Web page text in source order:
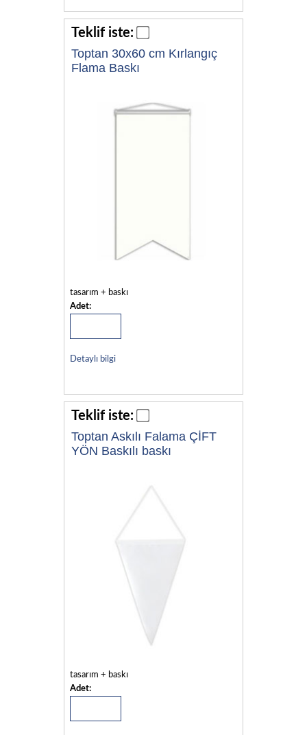
Teklif iste:
Toptan 30x60 cm Kırlangıç
Flama Baskı
tasarım + baskı
Adet:
Detaylı bilgi
Teklif iste:
Toptan Askılı Falama ÇİFT
YÖN Baskılı baskı
tasarım + baskı
Adet: